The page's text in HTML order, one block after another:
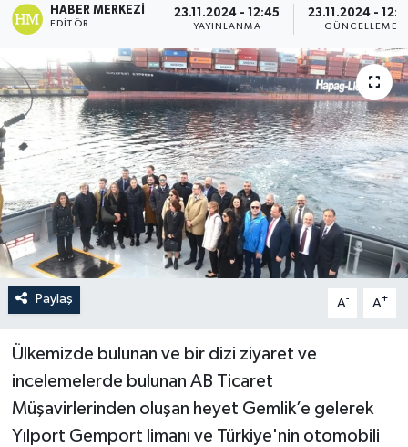
HABER MERKEZI
EDITÖR
23.11.2024 - 12:45
YAYINLANMA
23.11.2024 -
GÜNCELLEME
Paylaş A- A+
Ülkemizde bulunan ve bir dizi ziyaret ve
incelemelerde bulunan AB Ticaret
Müşavirlerinden oluşan heyet Gemlik’e gelerek
Yılport Gemport limanı ve Türkiye'nin otomobili